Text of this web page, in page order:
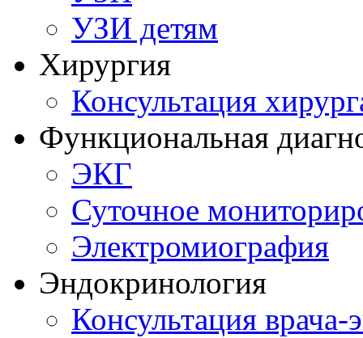
УЗИ детям
Хирургия
Консультация
Функциональная
ЭКГ
Суточное
Электромиография
Эндокринология
Консультация врача-